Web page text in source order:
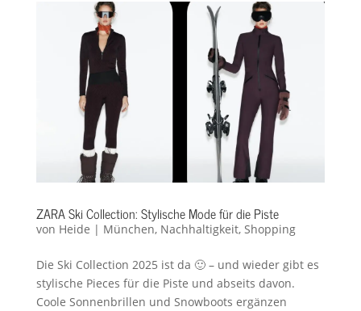
ZARA Ski Collection: Stylische Mode für die Piste
von Heide | München, Nachhaltigkeit, Shopping
Die Ski Collection 2025 ist da 🙂 – und wieder gibt es
stylische Pieces für die Piste und abseits davon.
Coole Sonnenbrillen und Snowboots ergänzen